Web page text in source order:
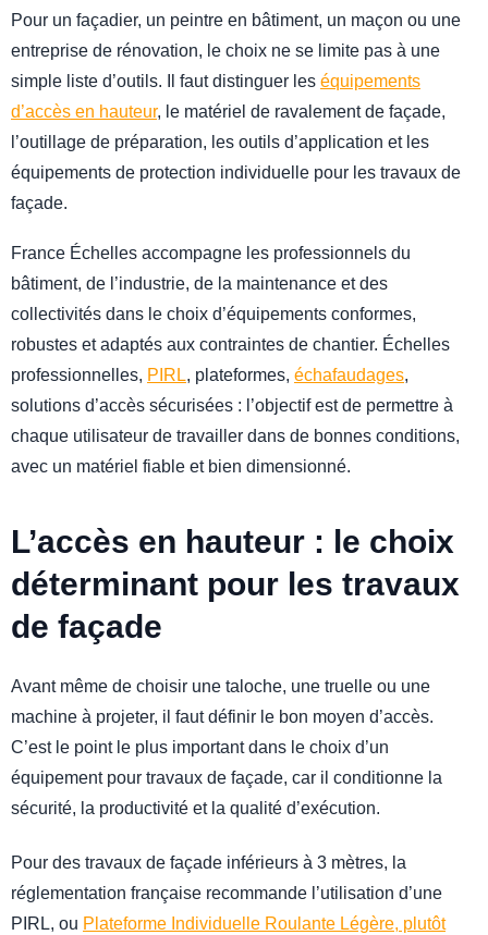
Pour un façadier, un peintre en bâtiment, un maçon ou une
entreprise de rénovation, le choix ne se limite pas à une
simple liste d’outils. Il faut distinguer les équipements
d’accès en hauteur, le matériel de ravalement de façade,
l’outillage de préparation, les outils d’application et les
équipements de protection individuelle pour les travaux de
façade.
France Échelles accompagne les professionnels du
bâtiment, de l’industrie, de la maintenance et des
collectivités dans le choix d’équipements conformes,
robustes et adaptés aux contraintes de chantier. Échelles
professionnelles, PIRL, plateformes, échafaudages,
solutions d’accès sécurisées : l’objectif est de permettre à
chaque utilisateur de travailler dans de bonnes conditions,
avec un matériel fiable et bien dimensionné.
L’accès en hauteur : le choix
déterminant pour les travaux
de façade
Avant même de choisir une taloche, une truelle ou une
machine à projeter, il faut définir le bon moyen d’accès.
C’est le point le plus important dans le choix d’un
équipement pour travaux de façade, car il conditionne la
sécurité, la productivité et la qualité d’exécution.
Pour des travaux de façade inférieurs à 3 mètres, la
réglementation française recommande l’utilisation d’une
PIRL, ou Plateforme Individuelle Roulante Légère, plutôt